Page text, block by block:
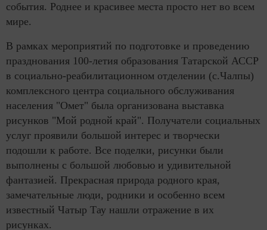
события. Роднее и красивее места просто нет во всем
мире.
В рамках мероприятий по подготовке и проведению
празднования 100-летия образования Татарской АССР
в социально-реабилитационном отделении (с.Чалпы)
комплексного центра социального обслуживания
населения "Омет" была организована выставка
рисунков "Мой родной край". Получатели социальных
услуг проявили большой интерес и творчески
подошли к работе. Все поделки, рисунки были
выполнены с большой любовью и удивительной
фантазией. Прекрасная природа родного края,
замечательные люди, родники и особенно всем
известный Чатыр Тау нашли отражение в их
рисунках.